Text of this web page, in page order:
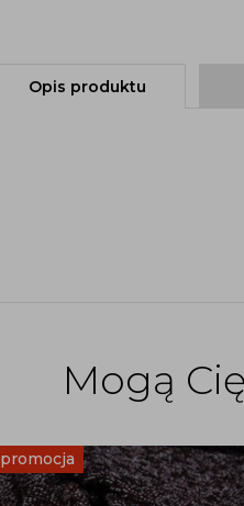
Opis produktu
Mogą
promocja